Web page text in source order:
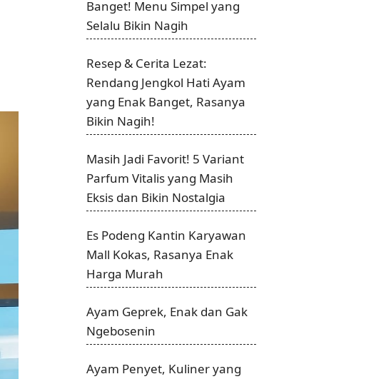
Banget! Menu Simpel yang
Selalu Bikin Nagih
Resep & Cerita Lezat:
Rendang Jengkol Hati Ayam
yang Enak Banget, Rasanya
Bikin Nagih!
Masih Jadi Favorit! 5 Variant
Parfum Vitalis yang Masih
Eksis dan Bikin Nostalgia
Es Podeng Kantin Karyawan
Mall Kokas, Rasanya Enak
Harga Murah
Ayam Geprek, Enak dan Gak
Ngebosenin
Ayam Penyet, Kuliner yang